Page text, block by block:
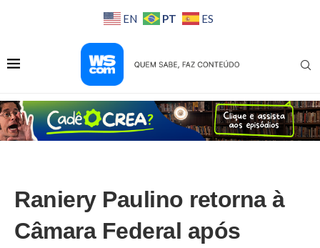
EN PT ES
Raniery Paulino retorna à
Câmara Federal após